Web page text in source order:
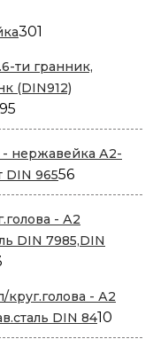
301
ти гранник,
(DIN912)
95
товаров
- нержавейка А2-
DIN 9655656
товаров
- А2
DIN 7985,DIN
круг.голова - А2
DIN 8410